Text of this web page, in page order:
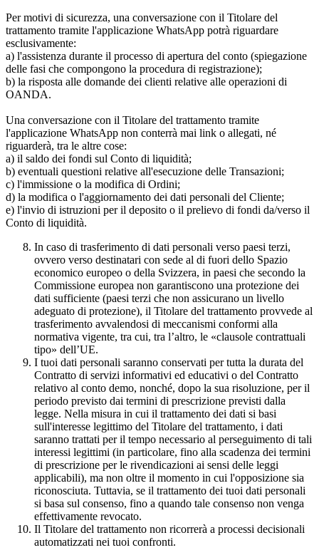
Per motivi di sicurezza, una conversazione con il Titolare del
trattamento tramite l'applicazione WhatsApp potrà riguardare
esclusivamente:
a) l'assistenza durante il processo di apertura del conto (spiegazione
delle fasi che compongono la procedura di registrazione);
b) la risposta alle domande dei clienti relative alle operazioni di
OANDA.
Una conversazione con il Titolare del trattamento tramite
l'applicazione WhatsApp non conterrà mai link o allegati, né
riguarderà, tra le altre cose:
a) il saldo dei fondi sul Conto di liquidità;
b) eventuali questioni relative all'esecuzione delle Transazioni;
c) l'immissione o la modifica di Ordini;
d) la modifica o l'aggiornamento dei dati personali del Cliente;
e) l'invio di istruzioni per il deposito o il prelievo di fondi da/verso il
Conto di liquidità.
In caso di trasferimento di dati personali verso paesi terzi,
ovvero verso destinatari con sede al di fuori dello Spazio
economico europeo o della Svizzera, in paesi che secondo la
Commissione europea non garantiscono una protezione dei
dati sufficiente (paesi terzi che non assicurano un livello
adeguato di protezione), il Titolare del trattamento provvede al
trasferimento avvalendosi di meccanismi conformi alla
normativa vigente, tra cui, tra l’altro, le «clausole contrattuali
tipo» dell’UE.
I tuoi dati personali saranno conservati per tutta la durata del
Contratto di servizi informativi ed educativi o del Contratto
relativo al conto demo, nonché, dopo la sua risoluzione, per il
periodo previsto dai termini di prescrizione previsti dalla
legge. Nella misura in cui il trattamento dei dati si basi
sull'interesse legittimo del Titolare del trattamento, i dati
saranno trattati per il tempo necessario al perseguimento di tali
interessi legittimi (in particolare, fino alla scadenza dei termini
di prescrizione per le rivendicazioni ai sensi delle leggi
applicabili), ma non oltre il momento in cui l'opposizione sia
riconosciuta. Tuttavia, se il trattamento dei tuoi dati personali
si basa sul consenso, fino a quando tale consenso non venga
effettivamente revocato.
Il Titolare del trattamento non ricorrerà a processi decisionali
automatizzati nei tuoi confronti.